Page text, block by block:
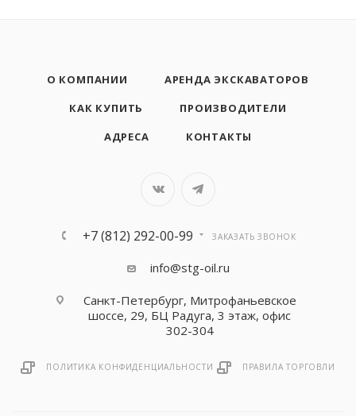
О КОМПАНИИ
АРЕНДА ЭКСКАВАТОРОВ
КАК КУПИТЬ
ПРОИЗВОДИТЕЛИ
АДРЕСА
КОНТАКТЫ
+7 (812) 292-00-99 ЗАКАЗАТЬ ЗВОНОК
info@stg-oil.ru
Санкт-Петербург, Митрофаньевское
шоссе, 29, БЦ Радуга, 3 этаж, офис
302-304
ПОЛИТИКА КОНФИДЕНЦИАЛЬНОСТИ ПРАВИЛА ТОРГОВЛИ